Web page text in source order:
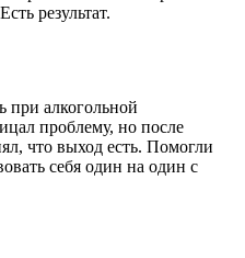
результат.
при алкогольной
проблему, но после
что выход есть. Помогли
себя один на один с